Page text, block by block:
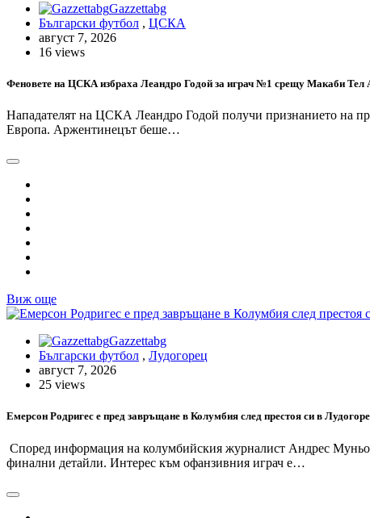
Gazzettabg
Български футбол , ЦСКА
август 7, 2026
16 views
Феновете на ЦСКА избраха Леандро Годой за играч №1 срещу Макаби Тел
Нападателят на ЦСКА Леандро Годой получи признанието на
Европа. Аржентинецът беше…
Виж още
Gazzettabg
Български футбол , Лудогорец
август 7, 2026
25 views
Емерсон Родригес е пред завръщане в Колумбия след престоя си в
Според информация на колумбийския журналист Андрес
финални детайли. Интерес към офанзивния играч е…